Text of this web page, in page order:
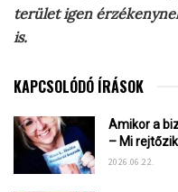
terület igen
is.
KAPCSOLÓDÓ ÍRÁSOK
Amikor a
– Mi
2026.06.22.